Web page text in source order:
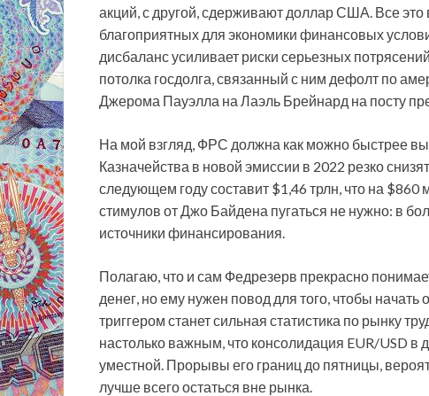
акций, с другой, сдерживают доллар США. Все
благоприятных для экономики финансовых
дисбаланс усиливает риски серьезных
потолка госдолга, связанный с ним дефолт по
Джерома Пауэлла на Лаэль Брейнард на посту
На мой взгляд, ФРС должна как можно быстрее
Казначейства в новой эмиссии в 2022 резко
следующем году составит $1,46 трлн, что на
стимулов от Джо Байдена пугаться не нужно: в
источники финансирования.
Полагаю, что и сам Федрезерв прекрасно
денег, но ему нужен повод для того, чтобы начать
триггером станет сильная статистика по рынку
настолько важным, что консолидация EUR/USD в
уместной. Прорывы его границ до пятницы,
лучше всего остаться вне рынка.